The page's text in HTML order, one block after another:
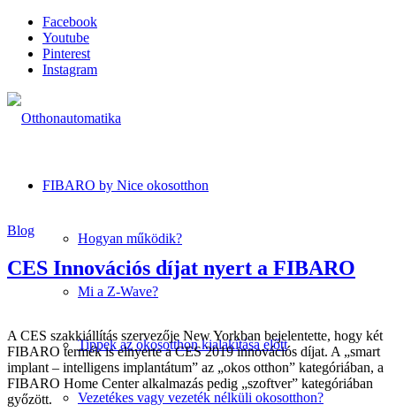
Facebook
Youtube
Pinterest
Instagram
FIBARO by Nice okosotthon
Hogyan működik?
Mi a Z-Wave?
Tippek az okosotthon kialakítása előtt
Vezetékes vagy vezeték nélküli okosotthon?
Blog
CES Innovációs díjat nyert a FIBARO
A CES szakkiállítás szervezője New Yorkban bejelentette, hogy két
FIBARO termék is elnyerte a CES 2019 innovációs díjat. A „smart
implant – intelligens implantátum” az „okos otthon” kategóriában, a
FIBARO Home Center alkalmazás pedig „szoftver” kategóriában
győzött.